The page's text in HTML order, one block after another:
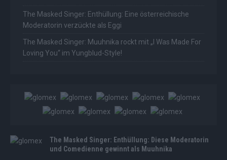
The Masked Singer: Enthüllung: Eine österreichische
Moderatorin verzückte als Eggi
The Masked Singer: Muuhnika rockt mit „I Was Made For
Loving You“ im Yungblud-Style!
The Masked Singer: Enthüllung: Diese Moderatorin
und Comedienne gewinnt als Muuhnika